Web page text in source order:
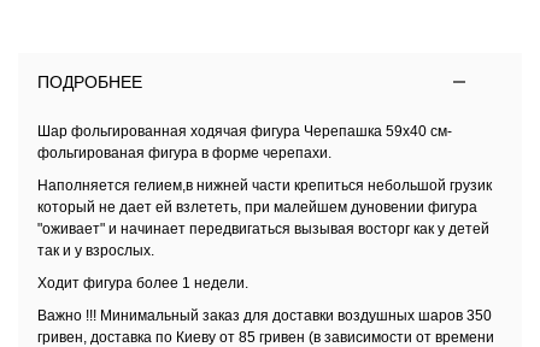
ПОДРОБНЕЕ
Шар фольгированная ходячая фигура Черепашка 59х40 см-
фольгированая фигура в форме черепахи.
Наполняется гелием,в нижней части крепиться небольшой грузик
который не дает ей взлететь, при малейшем дуновении фигура
"оживает" и начинает передвигаться вызывая восторг как у детей
так и у взрослых.
Ходит фигура более 1 недели.
Важно !!! Минимальный заказ для доставки воздушных шаров 350
гривен, доставка по Киевуот 85 гривен (в зависимости от времени